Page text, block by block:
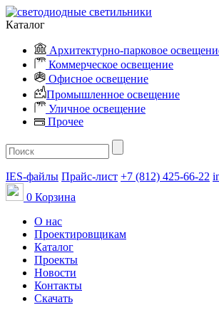
Каталог
Архитектурно-парковое
Коммерческое освещение
Офисное освещение
Промышленное освещение
Уличное освещение
Прочее
IES-файлы Прайс-лист +7 (812) 425-66-22
0 Корзина
О нас
Проектировщикам
Каталог
Проекты
Новости
Контакты
Скачать